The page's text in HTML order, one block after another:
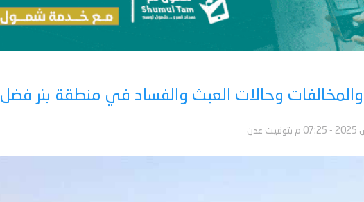
والمخالفات وحالات العبث والفساد في منطقة بئر فضل